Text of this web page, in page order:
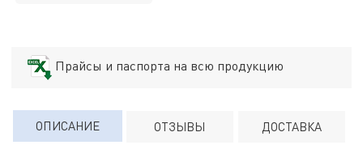
Прайсы и паспорта на всю продукцию
ОПИСАНИЕ ОТЗЫВЫ ДОСТАВКА